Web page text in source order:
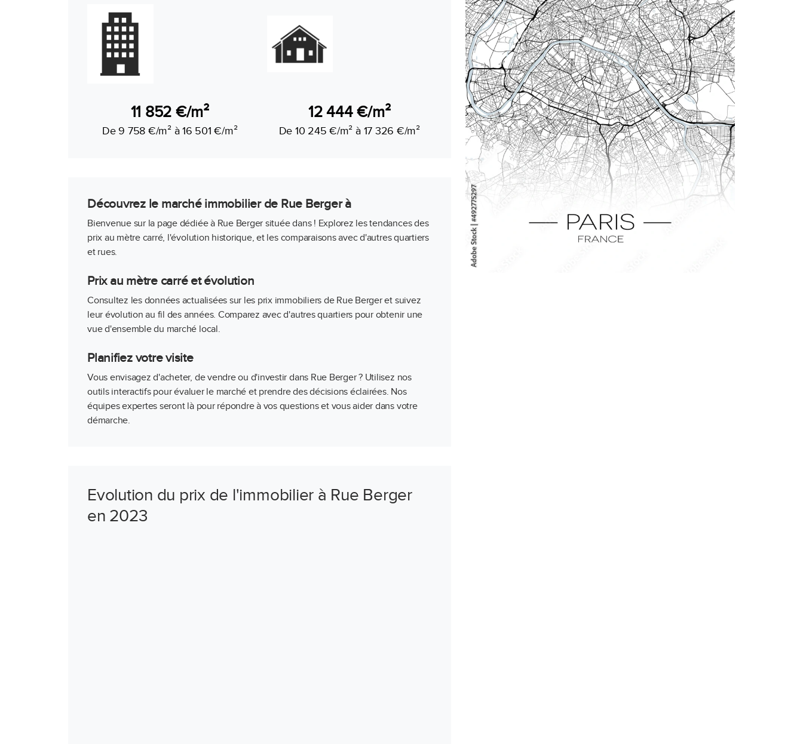
11 852 €/m²
De 9 758 €/m² à 16 501 €/m²
12 444 €/m²
De 10 245 €/m² à 17 326 €/m²
Découvrez le marché immobilier de Rue Berger à
Bienvenue sur la page dédiée à Rue Berger située dans ! Explorez les tendances des
prix au mètre carré, l'évolution historique, et les comparaisons avec d'autres quartiers
et rues.
Prix au mètre carré et évolution
Consultez les données actualisées sur les prix immobiliers de Rue Berger et suivez
leur évolution au fil des années. Comparez avec d'autres quartiers pour obtenir une
vue d'ensemble du marché local.
Planifiez votre visite
Vous envisagez d'acheter, de vendre ou d'investir dans Rue Berger ? Utilisez nos
outils interactifs pour évaluer le marché et prendre des décisions éclairées. Nos
équipes expertes seront là pour répondre à vos questions et vous aider dans votre
démarche.
Evolution du prix de l'immobilier à Rue Berger
en 2023